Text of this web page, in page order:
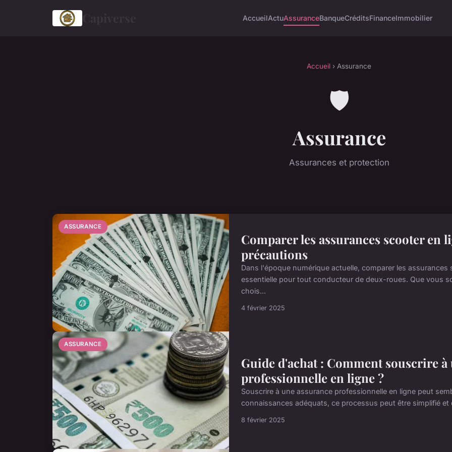
AccueilActuAssuranceBanqueCréditsFinanceImmobilier
Accueil › Assurance
🛡️
Assurance
Assurances et protection
ASSURANCE
Comparer les assurances scooter en
précautions
Dans l'époque numérique actuelle, comparer les
essentielle pour tout conducteur de deux-roues. Que vous
chois...
4 février 2025
ASSURANCE
Guide d'achat : Comment souscrire à
professionnelle en ligne ?
Souscrire à une assurance professionnelle en ligne peut
connaissances adéquats, ce processus peut être simplifié et
8 février 2025